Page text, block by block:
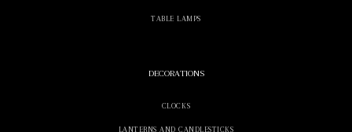
TABLE LAMPS
DECORATIONS
CLOCKS
LANTERNS AND CANDLESTICKS